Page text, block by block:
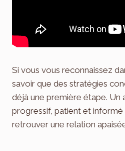
Si vous vous reconnaissez
savoir que des stratégies
déjà une première étape.
progressif, patient et
retrouver une relation